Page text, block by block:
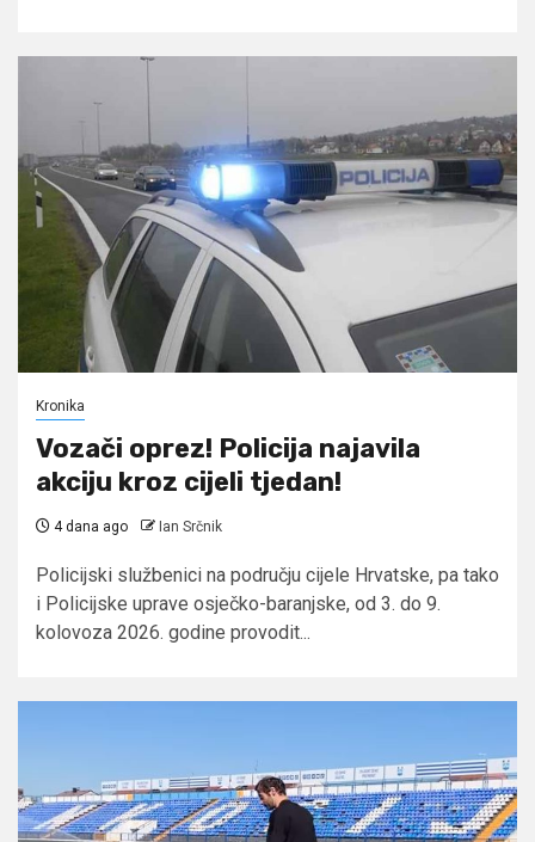
Kronika
Vozači oprez! Policija najavila
akciju kroz cijeli tjedan!
4 dana ago Ian Srčnik
Policijski službenici na području cijele Hrvatske, pa tako
i Policijske uprave osječko-baranjske, od 3. do 9.
kolovoza 2026. godine provodit...